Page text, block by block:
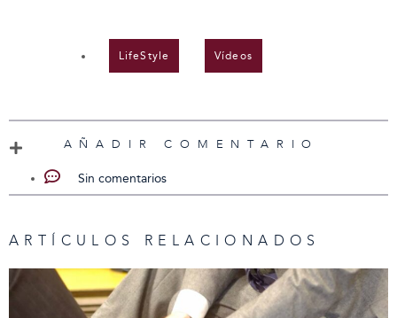
LifeStyle Vídeos
AÑADIR COMENTARIO
Sin comentarios
ARTÍCULOS RELACIONADOS